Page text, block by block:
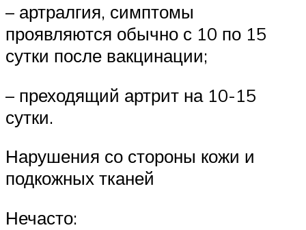
– артралгия, симптомы
проявляются обычно с 10 по 15
сутки после вакцинации;
– преходящий артрит на 10-15
сутки.
Нарушения со стороны кожи и
подкожных тканей
Нечасто: